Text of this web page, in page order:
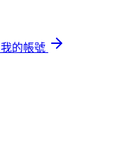
我的帳號